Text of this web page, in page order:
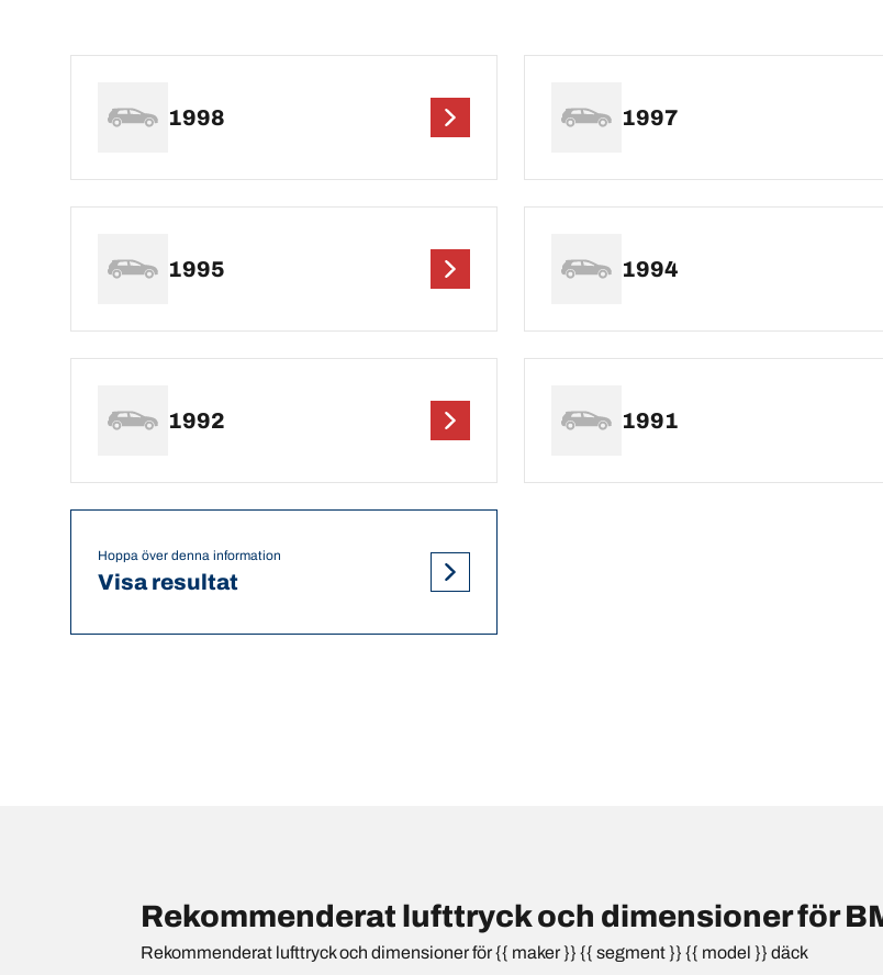
1998 1997
1995 1994
1992 1991
Hoppa över denna information
Visa resultat
Rekommenderat lufttryck och dimensioner för
Rekommenderat lufttryck och dimensioner för {{ maker }} {{ segment }} {{ model }} däck